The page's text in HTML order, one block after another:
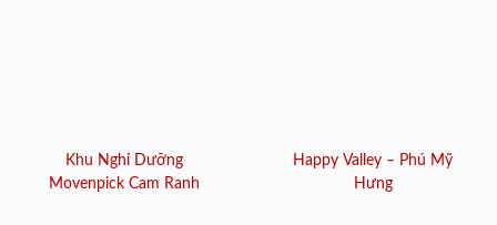
Khu Nghỉ Dưỡng
Movenpick Cam Ranh
Happy Valley – Phú Mỹ
Hưng